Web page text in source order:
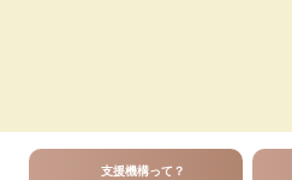
支援機構って？